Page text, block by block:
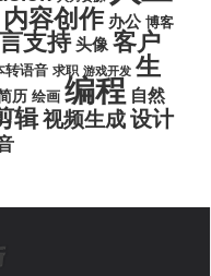
内容创作 办公 博客
支持 头像 客户
转语音 求职 游戏开发 生
历 绘画 编程 自然
辑视频生成设计